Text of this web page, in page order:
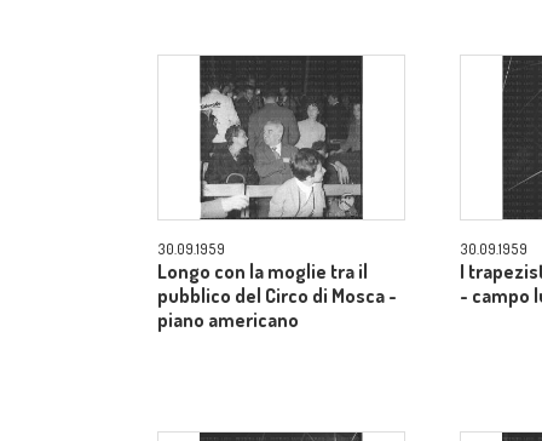
30.09.1959
Longo con la moglie tra il
pubblico del Circo di Mosca -
piano americano
30.09.1959
I
- campo